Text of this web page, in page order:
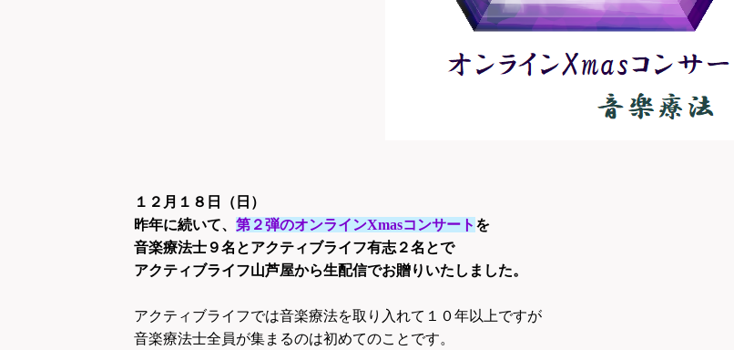
１２月１８日（日）
昨年に続いて、 第２弾のオンラインXmasコンサート を
音楽療法士９名とアクティブライフ有志２名とで
アクティブライフ山芦屋から生配信でお贈りいたしました。
アクティブライフでは音楽療法を取り入れて１０年以上ですが
音楽療法士全員が集まるのは初めてのことです。